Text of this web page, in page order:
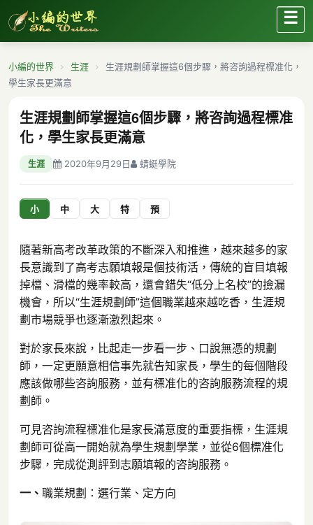
☰
小編的世界 生涯
生涯規劃師掌握這6個步驟，將咨詢過程標准化，
學生家長更滿意
生涯規劃師掌握這6個步驟，將咨詢過程標准
化，學生家長更滿意
生涯 2020年9月29日 蜻蜓學院
小 中 大 特 預
隨著新高考改革政策的不斷深入和推進，越來越多的家
長意識到了高考志願填報是個技術活，傳統的盲目填報
掉檔、滑檔的幾率較高，還會錯失“低分上名校”的撿漏
機會，所以“生涯規劃師”這個職業越來越吃香，生涯規
劃市場競爭也逐漸激烈起來。
對於家長來說，比起走一步看一步、口說無憑的規劃
師，一定更願意相信事先就告知家長，學生的每個階段
應該做哪些咨詢服務，並有標准化的咨詢服務流程的規
劃師。
可見咨詢流程標准化是家長滿意度的重要指標，生涯規
劃師可從高一開始就為學生規劃學業，並從6個標准化
步驟，完成從測評到志願填報的咨詢服務。
一、 職業規劃：選行業、定方向